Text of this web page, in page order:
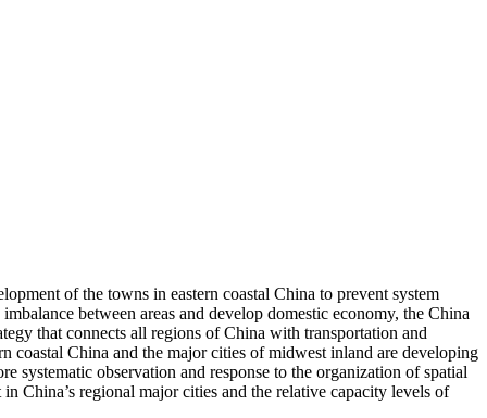
of the towns in eastern coastal China to prevent system
between areas and develop domestic economy, the China
that connects all regions of China with transportation and
coastal China and the major cities of midwest inland are developing
systematic observation and response to the organization of spatial
China’s regional major cities and the relative capacity levels of